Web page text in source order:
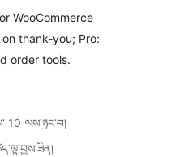
ཚང་།
WooCommerce
thank-you; Pro:
order tools.
10 ལས་ཉུང་བ།